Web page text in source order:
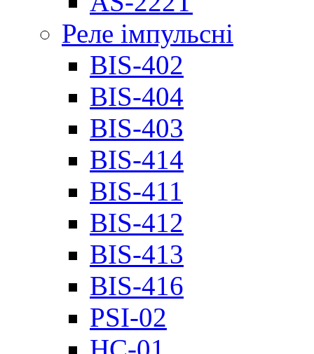
Реле імпульсні
BIS-402
BIS-404
BIS-403
BIS-414
BIS-411
BIS-412
BIS-413
BIS-416
PSI-02